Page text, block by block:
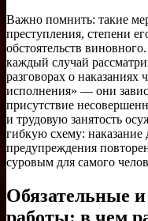
Важно помнить: такие
преступления, степени
обстоятельств
каждый случай
разговорах о наказаниях
исполнения» — они
присутствие
и трудовую занятость
гибкую схему:
предупреждения
суровым для самого
Обязательные
работы: в чем